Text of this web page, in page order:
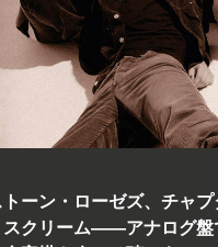
ーン・ローゼズ、チャ
スクリーム――アナログ盤